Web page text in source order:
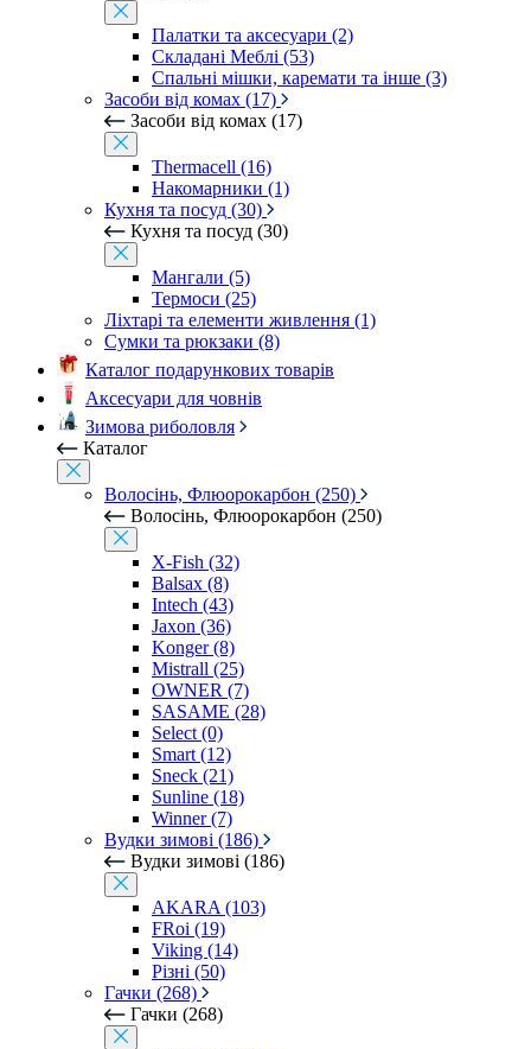
Палатки та аксесуари (2)
Складані Меблі (53)
Спальні мішки, каремати та інше (3)
Засоби від комах (17)
Засоби від комах (17)
Thermacell (16)
Накомарники (1)
Кухня та посуд (30)
Кухня та посуд (30)
Мангали (5)
Термоси (25)
Ліхтарі та елементи живлення (1)
Сумки та рюкзаки (8)
Каталог подарункових товарів
Аксесуари для човнів
Зимова риболовля
Каталог
Волосінь, Флюорокарбон (250)
Волосінь, Флюорокарбон (250)
X-Fish (32)
Balsax (8)
Intech (43)
Jaxon (36)
Konger (8)
Mistrall (25)
OWNER (7)
SASAME (28)
Select (0)
Smart (12)
Sneck (21)
Sunline (18)
Winner (7)
Вудки зимові (186)
Вудки зимові (186)
AKARA (103)
FRoi (19)
Viking (14)
Різні (50)
Гачки (268)
Гачки (268)